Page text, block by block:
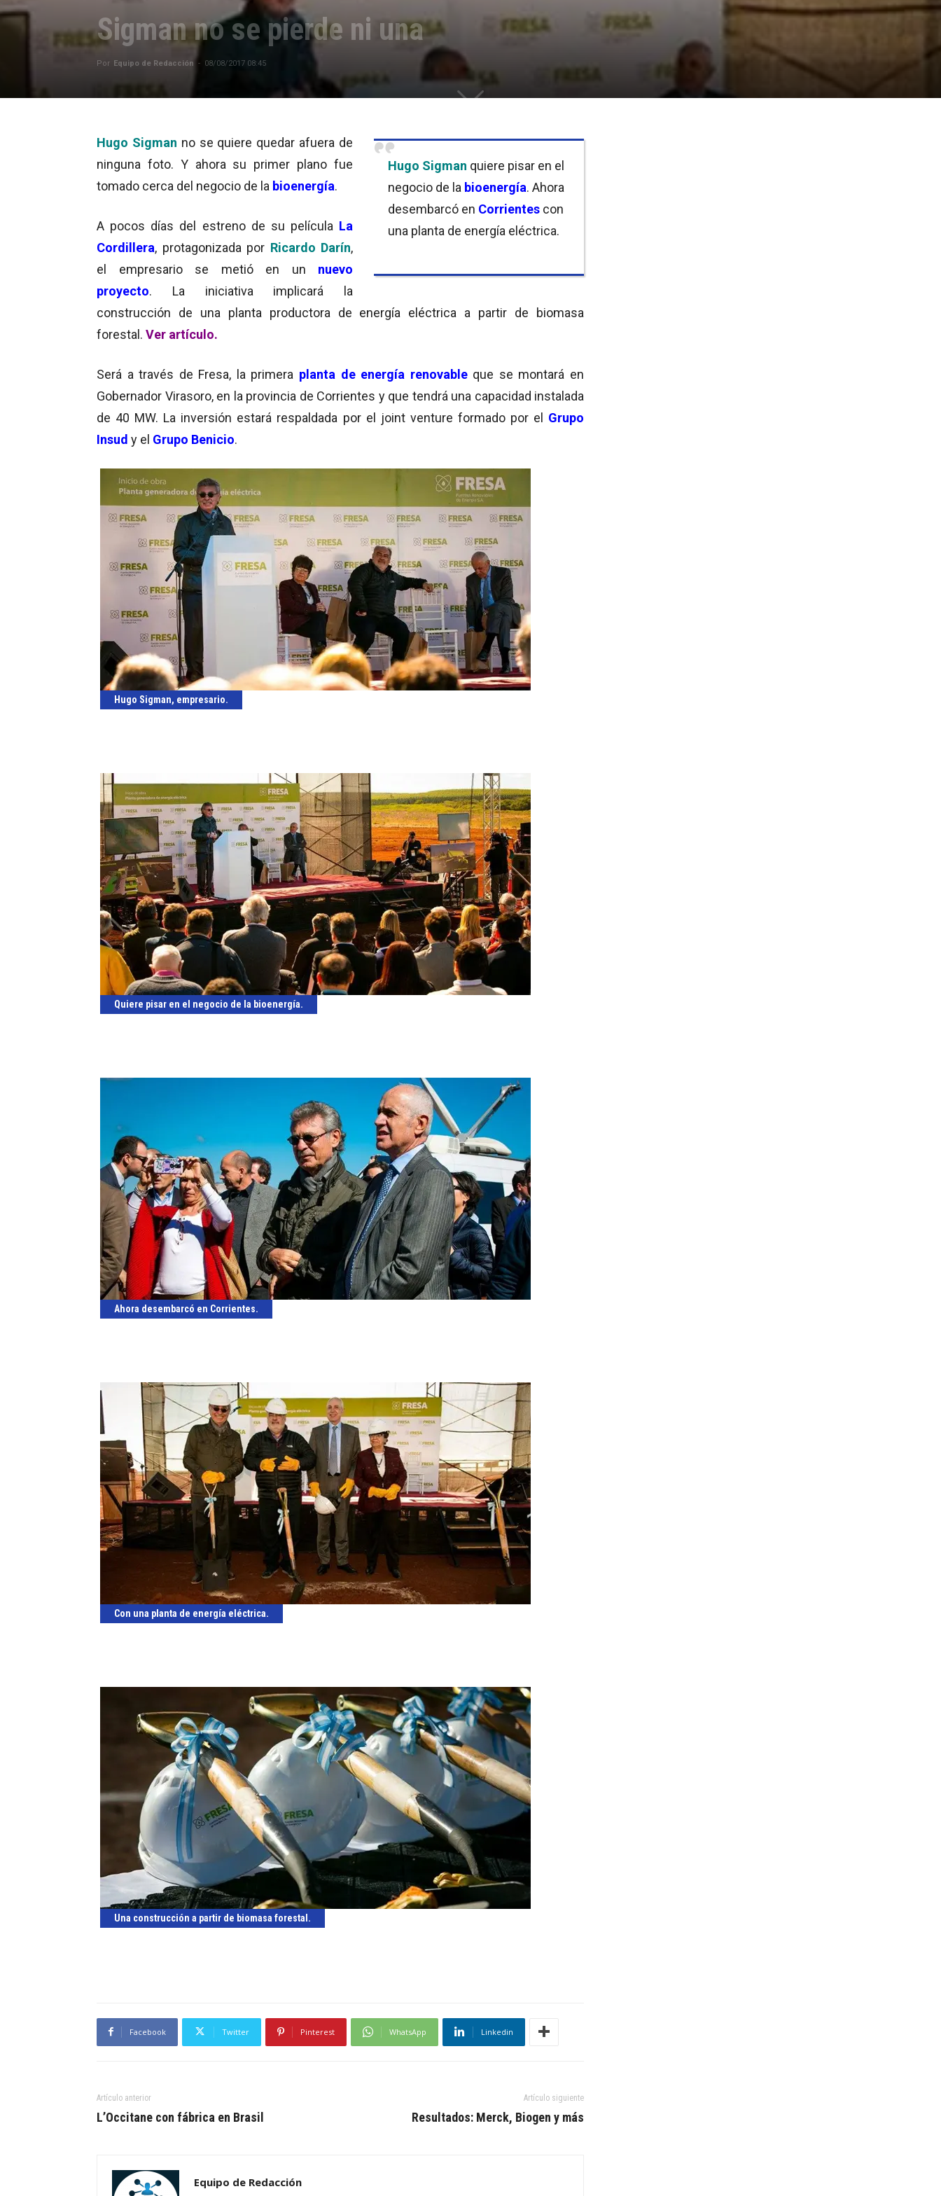
Sigman no se pierde ni una
Por Equipo de Redacción - 08/08/2017 08:45
Hugo Sigman quiere pisar en el
negocio de la bioenergía. Ahora
desembarcó en Corrientes con
una planta de energía eléctrica.
Hugo Sigman no se quiere quedar afuera de
ninguna foto. Y ahora su primer plano fue
tomado cerca del negocio de la bioenergía.
A pocos días del estreno de su película La
Cordillera, protagonizada por Ricardo Darín,
el empresario se metió en un nuevo
proyecto. La iniciativa implicará la
construcción de una planta productora de energía eléctrica a partir de biomasa
forestal. Ver artículo.
Será a través de Fresa, la primera planta de energía renovable que se montará en
Gobernador Virasoro, en la provincia de Corrientes y que tendrá una capacidad instalada
de 40 MW. La inversión estará respaldada por el joint venture formado por el Grupo
Insud y el Grupo Benicio.
Hugo Sigman, empresario.
Quiere pisar en el negocio de la bioenergía.
Ahora desembarcó en Corrientes.
Con una planta de energía eléctrica.
Una construcción a partir de biomasa forestal.
Facebook Twitter Pinterest WhatsApp Linkedin
Artículo anterior
L’Occitane con fábrica en Brasil
Artículo siguiente
Resultados: Merck, Biogen y más
Equipo de Redacción